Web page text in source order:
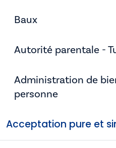
Baux
Autorité parentale -
Administration de
personne
Acceptation pure et